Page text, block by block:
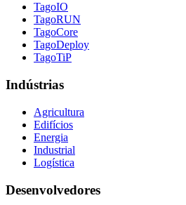
TagoIO
TagoRUN
TagoCore
TagoDeploy
TagoTiP
Indústrias
Agricultura
Edifícios
Energia
Industrial
Logística
Desenvolvedores